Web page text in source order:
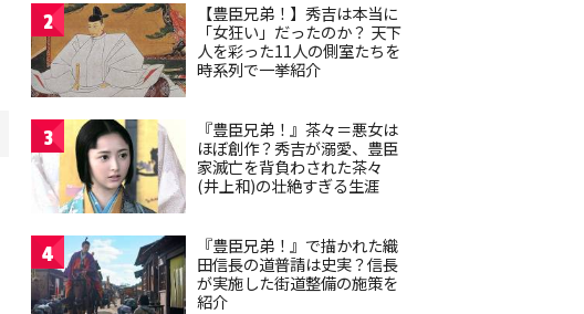
2
【豊臣兄弟！】秀吉は本当に
「女狂い」だったのか？ 天下
人を彩った11人の側室たちを
時系列で一挙紹介
3
『豊臣兄弟！』茶々＝悪女は
ほぼ創作？秀吉が溺愛、豊臣
家滅亡を背負わされた茶々
(井上和)の壮絶すぎる生涯
4
『豊臣兄弟！』で描かれた織
田信長の道普請は史実？信長
が実施した街道整備の施策を
紹介